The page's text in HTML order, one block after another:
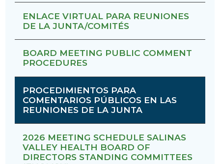
ENLACE VIRTUAL PARA REUNIONES
DE LA JUNTA/COMITÉS
BOARD MEETING PUBLIC COMMENT
PROCEDURES
PROCEDIMIENTOS PARA
COMENTARIOS PÚBLICOS EN LAS
REUNIONES DE LA JUNTA
2026 MEETING SCHEDULE SALINAS
VALLEY HEALTH BOARD OF
DIRECTORS STANDING COMMITTEES